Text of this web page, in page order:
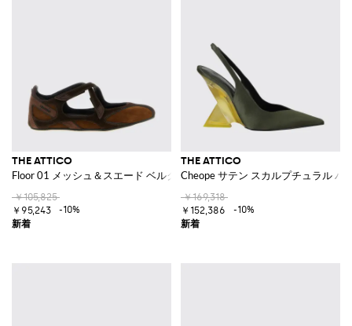
THE ATTICO
Floor 01 メッシュ＆スエード ベルクロストラップ付きメリージェーン
￥105,825
￥95,243
-10%
THE ATTICO
Cheope サテン スカルプチュラル ハ
￥169,318
￥152,386
-10%